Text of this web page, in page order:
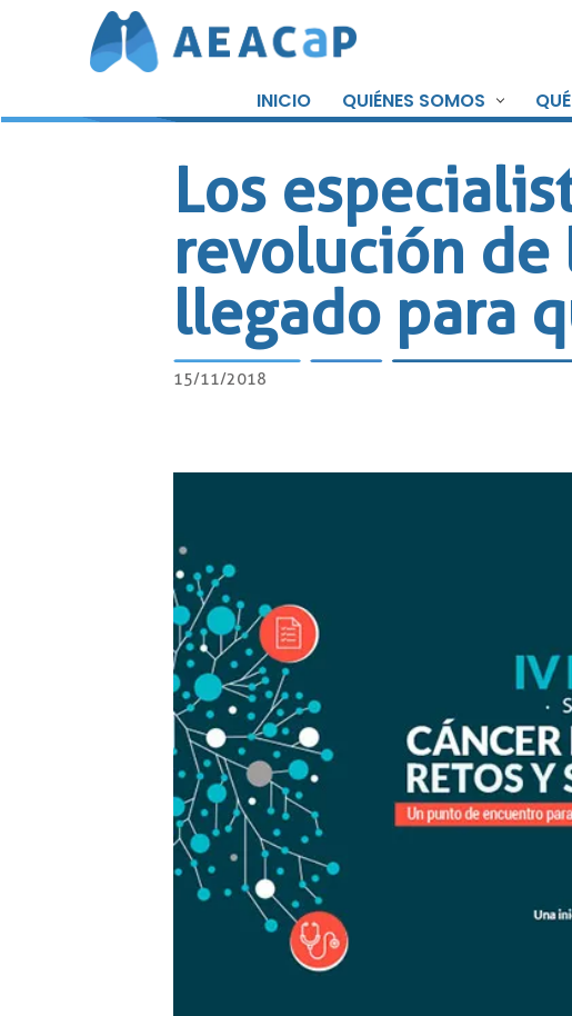
contenido
INICIO QUIÉNES SOMOS
Los
revolución
llegado para
15/11/2018